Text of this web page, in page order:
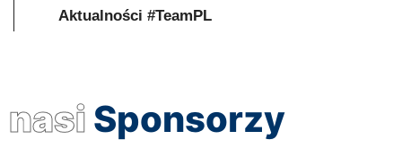
Aktualności #TeamPL
nasi Sponsorzy